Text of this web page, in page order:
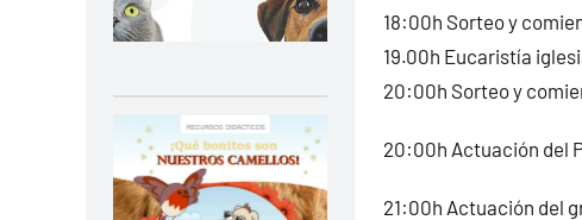
18:00h Sorteo y
19.00h Eucaristía
20:00h Sorteo y
20:00h Actuación del
21:00h Actuación del